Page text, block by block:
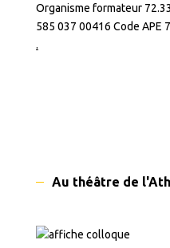
Organisme formateur
585 037 00416 Code APE
.
Au théâtre de